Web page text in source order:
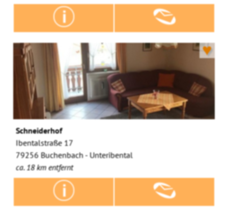
♥
Schneiderhof
Ibentalstraße 17
79256 Buchenbach - Unteribental
ca. 18 km entfernt